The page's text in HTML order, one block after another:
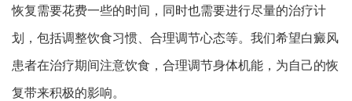
恢复需要花费一些的时间，同时也需要进行尽量的治疗计
划，包括调整饮食习惯、合理调节心态等。我们希望白癜风
患者在治疗期间注意饮食，合理调节身体机能，为自己的恢
复带来积极的影响。